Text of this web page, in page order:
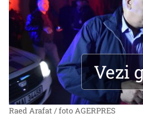
Vezi
Raed Arafat / foto AGERPRES